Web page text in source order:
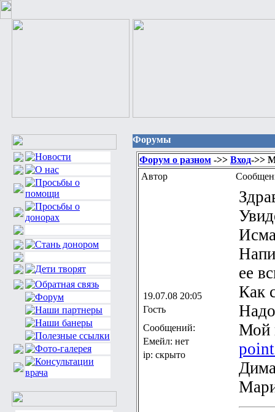
Форумы
Форум о разном ->> Вход->>
Автор
19.07.08 20:05
Гость
Сообщений:
Емейл: нет
ip: скрыто
ее
Как
Мой